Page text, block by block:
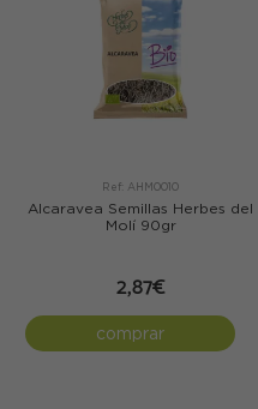
Ref: AHM0010
Alcaravea Semillas Herbes del
Molí 90gr
2,87€
comprar